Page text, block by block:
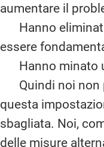
aumentare il
Hanno
essere
Hanno minato
Quindi noi non
questa
sbagliata. Noi,
delle misure